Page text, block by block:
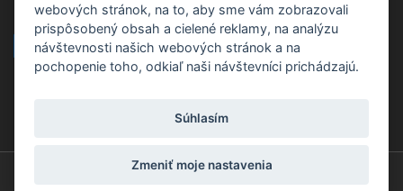
Žilina Čadca
Záruka kvality
© Copyright 2008-2026 ZdravýSvet.sk
webových stránok, na to, aby sme vám zobrazovali
prispôsobený obsah a cielené reklamy, na analýzu
návštevnosti našich webových stránok a na
pochopenie toho, odkiaľ naši návštevníci prichádzajú.
Súhlasím
Zmeniť moje nastavenia